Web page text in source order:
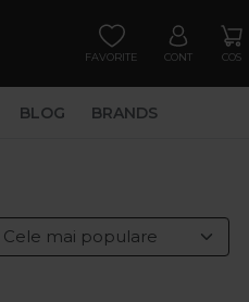
FAVORITE CONT COS
BLOG BRANDS